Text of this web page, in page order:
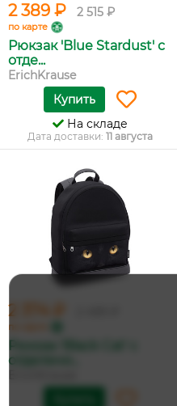
2 389 ₽ 2 515 ₽
по карте
Рюкзак 'Blue Stardust' с
отде...
ErichKrause
Купить
На складе
Дата доставки: 11 августа
2 374 ₽
по карте
Рюкзак 'Black Cat' с
отделени...